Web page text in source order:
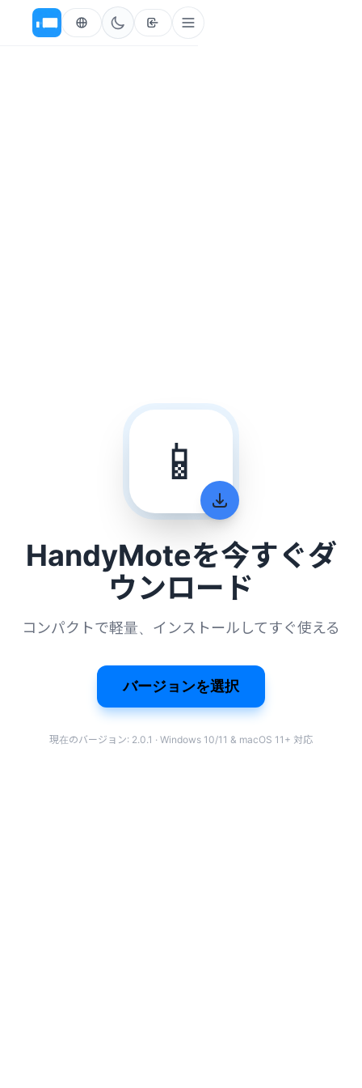
📱
HandyMoteを今すぐダ
ウンロード
コンパクトで軽量、インストールしてすぐ使える
バージョンを選択
現在のバージョン: 2.0.1 · Windows 10/11 & macOS 11+ 対応